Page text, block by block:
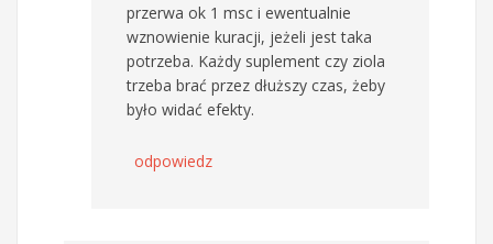
przerwa ok 1 msc i ewentualnie
wznowienie kuracji, jeżeli jest taka
potrzeba. Każdy suplement czy ziola
trzeba brać przez dłuższy czas, żeby
było widać efekty.
odpowiedz